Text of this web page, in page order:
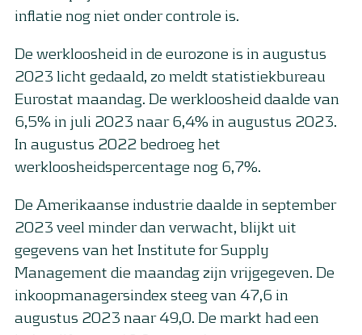
inflatie nog niet onder controle is.
De werkloosheid in de eurozone is in augustus
2023 licht gedaald, zo meldt statistiekbureau
Eurostat maandag. De werkloosheid daalde van
6,5% in juli 2023 naar 6,4% in augustus 2023.
In augustus 2022 bedroeg het
werkloosheidspercentage nog 6,7%.
De Amerikaanse industrie daalde in september
2023 veel minder dan verwacht, blijkt uit
gegevens van het Institute for Supply
Management die maandag zijn vrijgegeven. De
inkoopmanagersindex steeg van 47,6 in
augustus 2023 naar 49,0. De markt had een